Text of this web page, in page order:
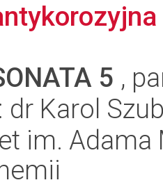
5 ,
dr Karol
im.